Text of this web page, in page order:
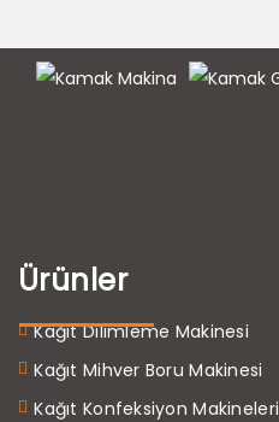
Ürünler
Kağıt Dilimleme Makinesi
Kağıt Mihver Boru Makinesi
Kağıt Konfeksiyon Makineleri